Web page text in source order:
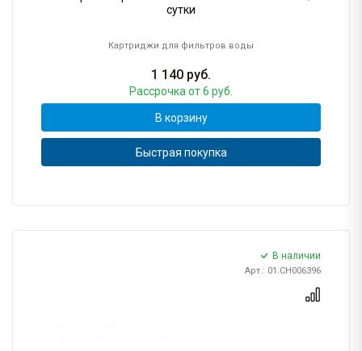
сутки
Картриджи для фильтров воды
1 140 руб.
Рассрочка от 6 руб.
В корзину
Быстрая покупка
В наличии
Арт.: 01.CH006396